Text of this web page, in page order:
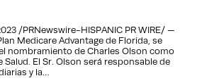
/PRNewswire-HISPANIC PR WIRE/ —
Medicare Advantage de Florida, se
nombramiento de Charles Olson como
El Sr. Olson será responsable de
y la…